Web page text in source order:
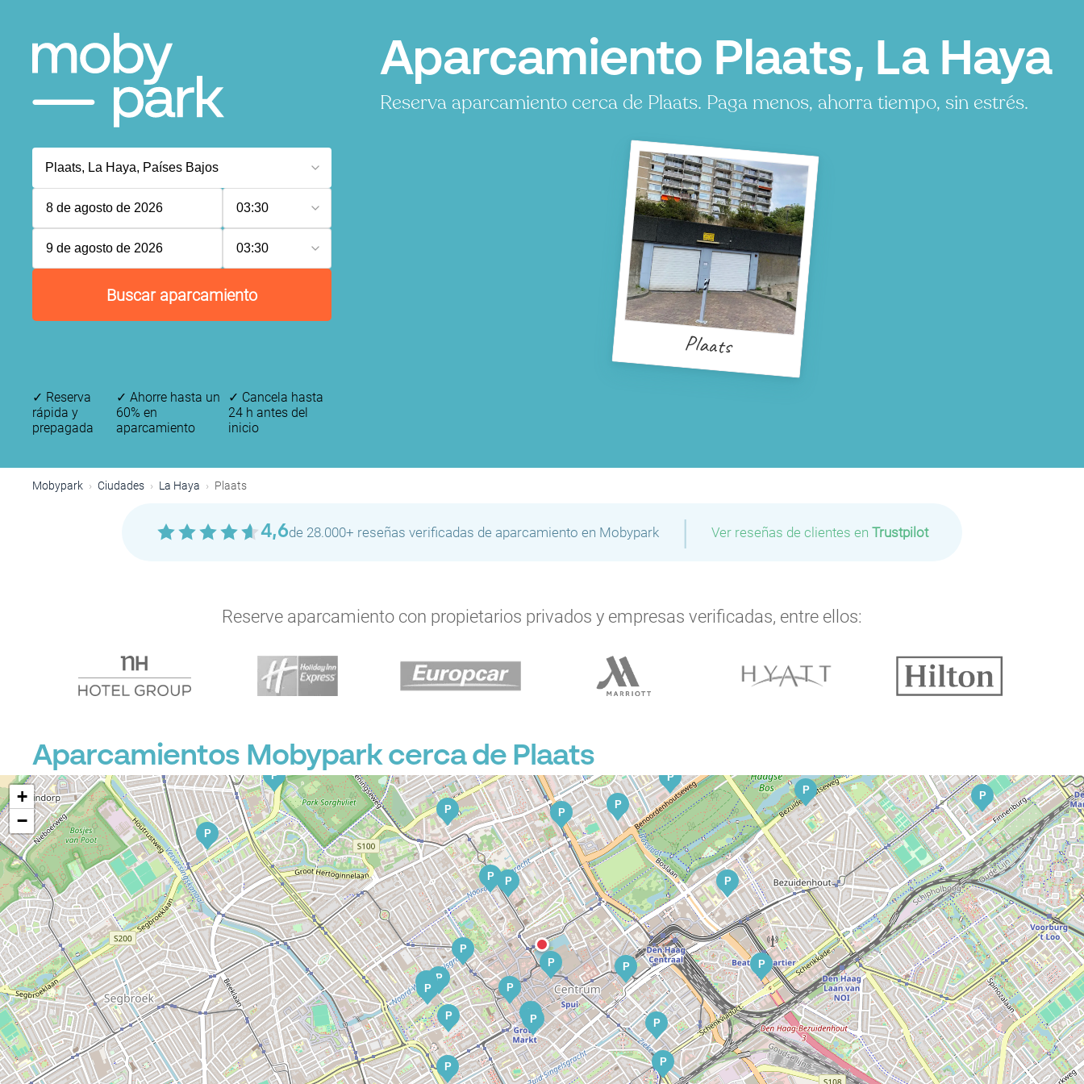
Aparcamiento Plaats, La Haya
Reserva aparcamiento cerca de Plaats. Paga menos, ahorra tiempo, sin estrés.
8 de agosto de 2026 03:30
9 de agosto de 2026 03:30
Buscar aparcamiento
Plaats
✓ Reserva
rápida y
prepagada
✓ Ahorre hasta un
60% en
aparcamiento
✓ Cancela hasta
24 h antes del
inicio
Mobypark Ciudades La Haya Plaats
4,6de 28.000+ reseñas verificadas de aparcamiento en Mobypark | Ver reseñas de clientes en Trustpilot
Reserve aparcamiento con propietarios privados y empresas verificadas, entre ellos:
Aparcamientos Mobypark cerca de Plaats
P
P
P
P
P
P
P
P
P
P
P
P
P
P
P
P
P P
P
P
P
P
P
P
P
+
−